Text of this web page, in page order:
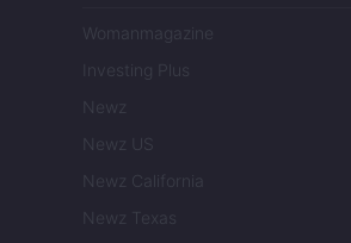
Womanmagazine
Investing Plus
Newz
Newz US
Newz California
Newz Texas